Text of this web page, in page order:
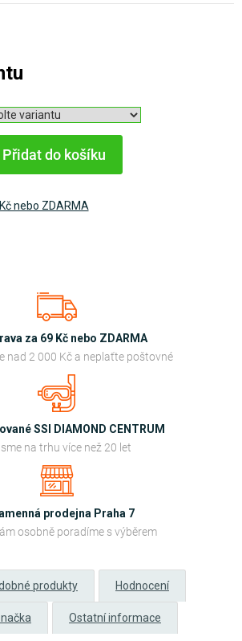
Přidat do košíku
nebo ZDARMA
za 69 Kč nebo ZDARMA
nad 2 000 Kč a neplaťte poštovné
SSI DIAMOND CENTRUM
na trhu více než 20 let
prodejna Praha 7
osobně poradíme s výběrem
produkty Hodnocení
Ostatní informace